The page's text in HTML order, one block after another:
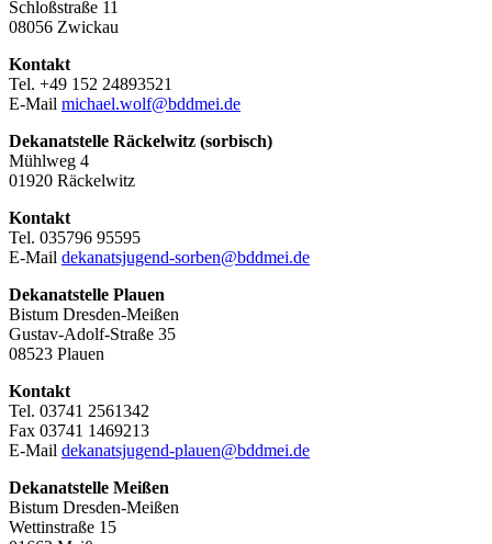
Schloßstraße 11
08056 Zwickau
Kontakt
Tel. +49 152 24893521
E-Mail michael.wolf@bddmei.de
Dekanatstelle Räckelwitz (sorbisch)
Mühlweg 4
01920 Räckelwitz
Kontakt
Tel. 035796 95595
E-Mail dekanatsjugend-sorben@bddmei.de
Dekanatstelle Plauen
Bistum Dresden-Meißen
Gustav-Adolf-Straße 35
08523 Plauen
Kontakt
Tel. 03741 2561342
Fax 03741 1469213
E-Mail dekanatsjugend-plauen@bddmei.de
Dekanatstelle Meißen
Bistum Dresden-Meißen
Wettinstraße 15